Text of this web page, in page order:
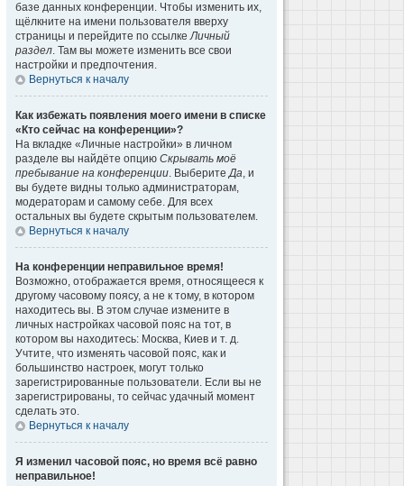
базе данных конференции. Чтобы изменить их,
щёлкните на имени пользователя вверху
страницы и перейдите по ссылкеЛичный
раздел. Там вы можете изменить все свои
настройки и предпочтения.
Вернуться к началу
Как избежать появления моего имени в списке
«Кто сейчас на конференции»?
На вкладке «Личные настройки» в личном
разделе вы найдёте опцию Скрывать моё
пребывание на конференции. ВыберитеДа, и
вы будете видны только администраторам,
модераторам и самому себе. Для всех
остальных вы будете скрытым пользователем.
Вернуться к началу
На конференции неправильное время!
Возможно, отображается время, относящееся к
другому часовому поясу, а не к тому, в котором
находитесь вы. В этом случае измените в
личных настройках часовой пояс на тот, в
котором вы находитесь: Москва, Киев и т. д.
Учтите, что изменять часовой пояс, как и
большинство настроек, могут только
зарегистрированные пользователи. Если вы не
зарегистрированы, то сейчас удачный момент
сделать это.
Вернуться к началу
Я изменил часовой пояс, но время всё равно
неправильное!